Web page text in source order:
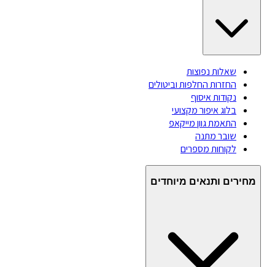
שאלות נפוצות
החזרות החלפות וביטולים
נקודות איסוף
בלוג איפור מקצועי
התאמת גוון מייקאפ
שובר מתנה
לקוחות מספרים
מחירים ותנאים מיוחדים